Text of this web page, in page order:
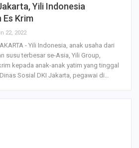
Yili Indonesia
Es Krim
22, 2022
- Yili Indonesia, anak usaha dari
susu terbesar se-Asia, Yili Group,
kepada anak-anak yatim yang tinggal
Sosial DKI Jakarta, pegawai di…